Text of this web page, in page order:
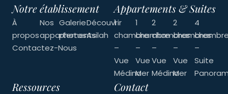
Notre établissement
À
propos
Nos
appartements
Galerie
photos
Découvrir
Asilah
Contactez-Nous
Appartements & Suites
1
chambre
–
Vue
Médina
1
chambre
–
Vue
Mer
2
chambres
–
Vue
Médina
2
chambres
–
Vue
Mer
4
–
Suite
Ressources Contact